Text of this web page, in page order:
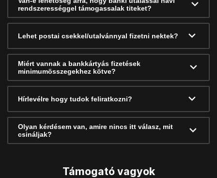
rendszerességgel támogassalak titeket?
Lehet postai csekkel/utalvánnyal fizetni nektek?
Miért vannak a bankkártyás fizetések
minimumösszegekhez kötve?
Hírlevélre hogy tudok feliratkozni?
Olyan kérdésem van, amire nincs itt válasz, mit
csináljak?
Támogató vagyok